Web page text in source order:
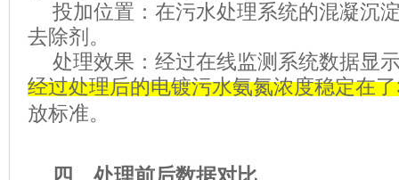
投加位置：在污水处理系统的混凝沉
去除剂。
处理效果：经过在线监测 系统数据显
经过处理后的电镀污水氨氮浓度稳定在了
放标准。